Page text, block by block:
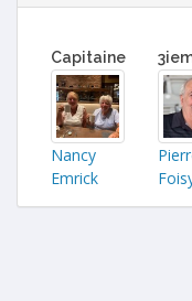
Capitaine
Nancy
Emrick